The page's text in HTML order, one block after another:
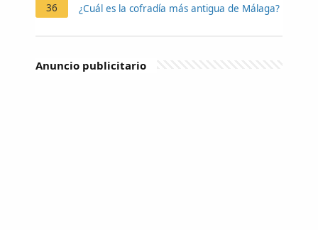
36
¿Cuál es la cofradía más antigua de Málaga?
Anuncio publicitario